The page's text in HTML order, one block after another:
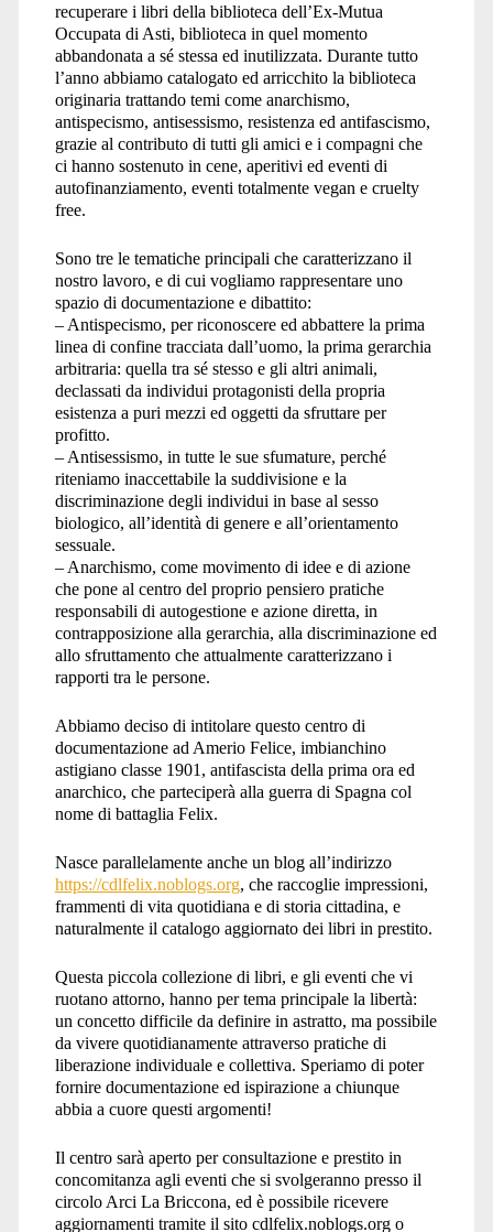
recuperare i libri della biblioteca dell’Ex-Mutua
Occupata di Asti, biblioteca in quel momento
abbandonata a sé stessa ed inutilizzata. Durante tutto
l’anno abbiamo catalogato ed arricchito la biblioteca
originaria trattando temi come anarchismo,
antispecismo, antisessismo, resistenza ed antifascismo,
grazie al contributo di tutti gli amici e i compagni che
ci hanno sostenuto in cene, aperitivi ed eventi di
autofinanziamento, eventi totalmente vegan e cruelty
free.
Sono tre le tematiche principali che caratterizzano il
nostro lavoro, e di cui vogliamo rappresentare uno
spazio di documentazione e dibattito:
– Antispecismo, per riconoscere ed abbattere la prima
linea di confine tracciata dall’uomo, la prima gerarchia
arbitraria: quella tra sé stesso e gli altri animali,
declassati da individui protagonisti della propria
esistenza a puri mezzi ed oggetti da sfruttare per
profitto.
– Antisessismo, in tutte le sue sfumature, perché
riteniamo inaccettabile la suddivisione e la
discriminazione degli individui in base al sesso
biologico, all’identità di genere e all’orientamento
sessuale.
– Anarchismo, come movimento di idee e di azione
che pone al centro del proprio pensiero pratiche
responsabili di autogestione e azione diretta, in
contrapposizione alla gerarchia, alla discriminazione ed
allo sfruttamento che attualmente caratterizzano i
rapporti tra le persone.
Abbiamo deciso di intitolare questo centro di
documentazione ad Amerio Felice, imbianchino
astigiano classe 1901, antifascista della prima ora ed
anarchico, che parteciperà alla guerra di Spagna col
nome di battaglia Felix.
Nasce parallelamente anche un blog all’indirizzo
https://cdlfelix.noblogs.org, che raccoglie impressioni,
frammenti di vita quotidiana e di storia cittadina, e
naturalmente il catalogo aggiornato dei libri in prestito.
Questa piccola collezione di libri, e gli eventi che vi
ruotano attorno, hanno per tema principale la libertà:
un concetto difficile da definire in astratto, ma possibile
da vivere quotidianamente attraverso pratiche di
liberazione individuale e collettiva. Speriamo di poter
fornire documentazione ed ispirazione a chiunque
abbia a cuore questi argomenti!
Il centro sarà aperto per consultazione e prestito in
concomitanza agli eventi che si svolgeranno presso il
circolo Arci La Briccona, ed è possibile ricevere
aggiornamenti tramite il sito cdlfelix.noblogs.org o